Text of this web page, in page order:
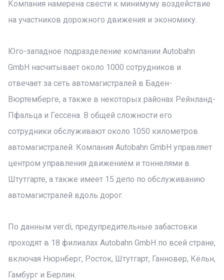
Компания намерена свести к минимуму воздействие
на участников дорожного движения и экономику.
Юго-западное подразделение компании Autobahn
GmbH насчитывает около 1000 сотрудников и
отвечает за сеть автомагистралей в Баден-
Вюртемберге, а также в некоторых районах Рейнланд-
Пфальца и Гессена. В общей сложности его
сотрудники обслуживают около 1050 километров
автомагистралей. Компания Autobahn GmbH управляет
центром управления движением и тоннелями в
Штутгарте, а также имеет 15 депо по обслуживанию
автомагистралей вдоль дорог.
По данным ver.di, предупредительные забастовки
проходят в 18 филиалах Autobahn GmbH по всей стране,
включая Нюрнберг, Росток, Штутгарт, Ганновер, Кёльн,
Гамбург и Берлин.